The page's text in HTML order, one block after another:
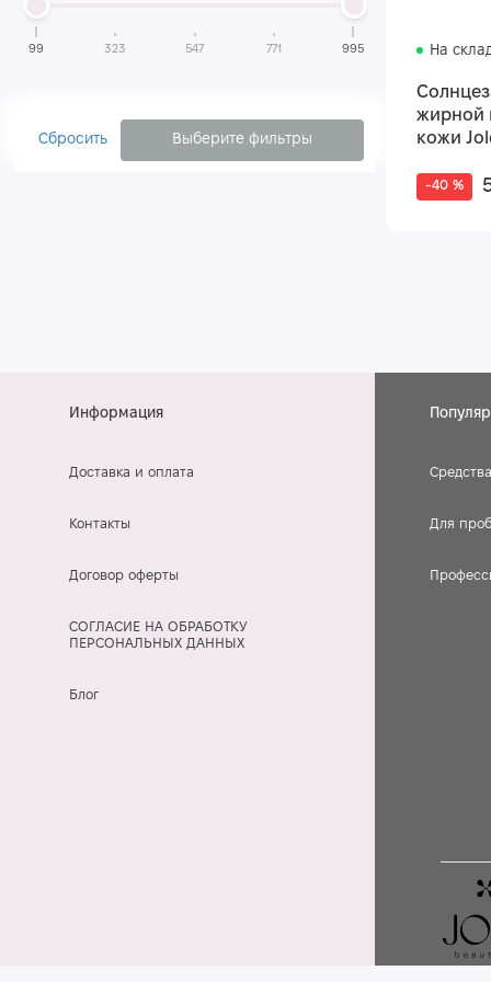
Кремы для лица с керамидами
Кремы для лица с центеллой
Кремы для лица с витамином С
Кремы для нормальной кожи лица
99 323 547 771 995
Сбросить Выберите фильтры
На
жирной
кожи
-40 %
Информация
Доставка и оплата
Контакты
Договор оферты
СОГЛАСИЕ НА ОБРАБОТКУ
ПЕРСОНАЛЬНЫХ ДАННЫХ
Блог
Для